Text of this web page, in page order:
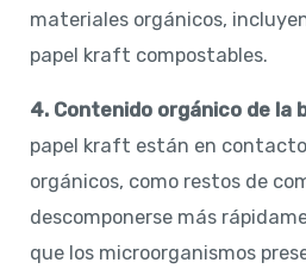
materiales orgánicos,
papel kraft compostables.
4. Contenido orgánico de la
papel kraft están en
orgánicos, como restos de
descomponerse más
que los microorganismos